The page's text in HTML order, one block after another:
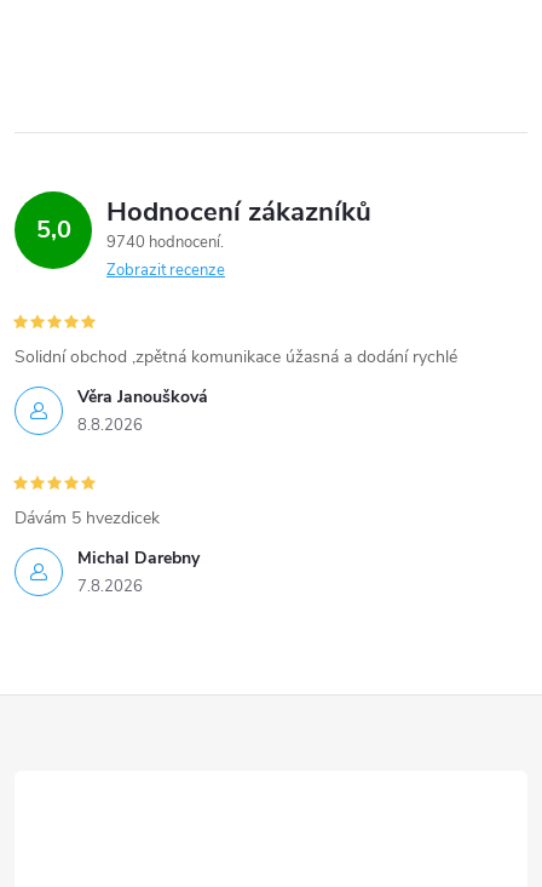
5,0 Hodnocení zákazníků
9740 hodnocení
Zobrazit recenze
Věra Janoušková
8.8.2026
Solidní obchod ,zpětná komunikace úžasná a dodání rychlé
Michal Darebny
7.8.2026
Dávám 5 hvezdicek